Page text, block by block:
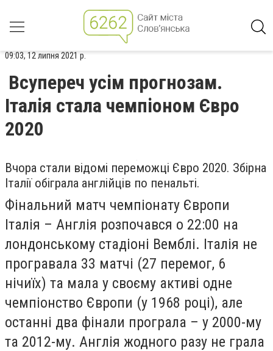
09:03, 12 липня 2021 р.
Всупереч усім прогнозам.
Італія стала чемпіоном Євро
2020
Вчора стали відомі переможці Євро 2020. Збірна
Італії обіграла англійців по пенальті.
Фінальний матч чемпіонату Європи
Італія – Англія розпочався о 22:00 на
лондонському стадіоні Вемблі. Італія не
програвала 33 матчі (27 перемог, 6
нічиїх) та мала у своєму активі одне
чемпіонство Європи (у 1968 році), але
останні два фінали програла – у 2000-му
та 2012-му. Англія жодного разу не грала